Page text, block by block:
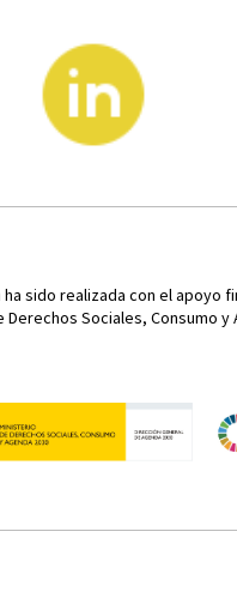
sido realizada con el apoyo
Sociales, Consumo y